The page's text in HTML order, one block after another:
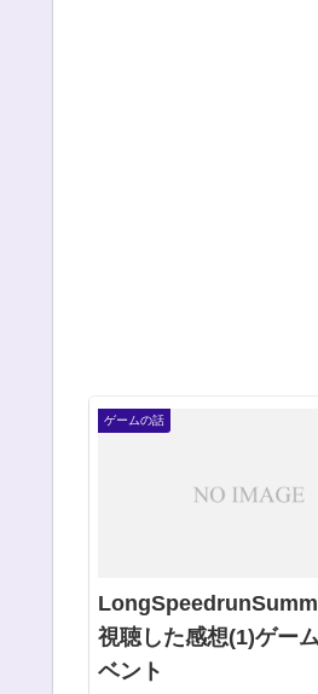
ゲームの話
視聴した感想(1)ゲー
ベント